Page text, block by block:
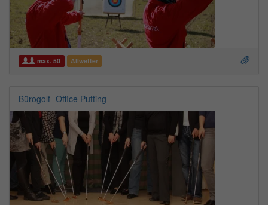
max. 50 Allwetter
Bürogolf- Office Putting